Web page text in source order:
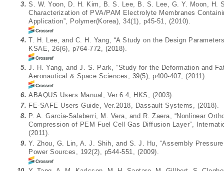
3. S. W. Yoon, D. H. Kim, B. S. Lee, B. S. Lee, G. Y. Moon, H.
Characterization of PVA/PAM Electrolyte Membranes
Application”, Polymer(Korea), 34(1), p45-51, (2010).
4. T. H. Lee, and C. H. Yang, “A Study on the Design
KSAE, 26(6), p764-772, (2018).
5. J. H. Yang, and J. S. Park, “Study for the Deformation and
Aeronautical & Space Sciences, 39(5), p400-407, (2011).
6. ABAQUS Users Manual, Ver.6.4, HKS, (2003).
7. FE-SAFE Users Guide, Ver.2018, Dassault Systems, (2018).
8. P. A. Garcia-Salaberri, M. Vera, and R. Zaera, “Nonlinear
Compression of PEM Fuel Cell Gas Diffusion Layer”,
(2011).
9. Y. Zhou, G. Lin, A. J. Shih, and S. J. Hu, “Assembly
Power Sources, 192(2), p544-551, (2009).